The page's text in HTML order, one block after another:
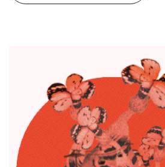
Alumni
Language Center
Contacto y Horarios